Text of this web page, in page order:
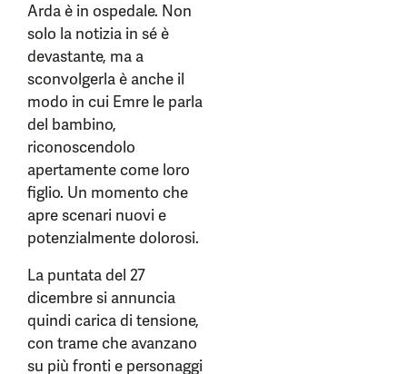
Arda è in ospedale. Non
solo la notizia in sé è
devastante, ma a
sconvolgerla è anche il
modo in cui Emre le parla
del bambino,
riconoscendolo
apertamente come loro
figlio. Un momento che
apre scenari nuovi e
potenzialmente dolorosi.
La puntata del 27
dicembre si annuncia
quindi carica di tensione,
con trame che avanzano
su più fronti e personaggi